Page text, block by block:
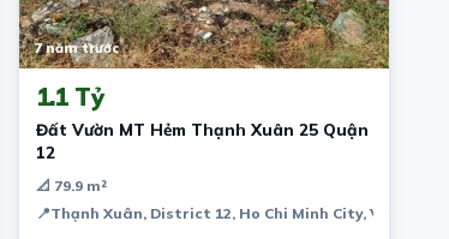
7 năm trước
1.1 Tỷ
Đất Vườn MT Hẻm Thạnh Xuân 25 Quận
12
📐 79.9 m²
📍Thạnh Xuân, District 12, Ho Chi Minh City, Vietnam